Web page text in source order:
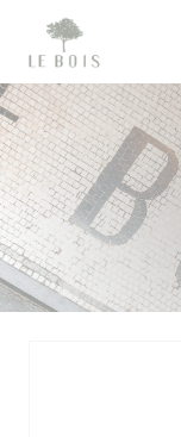
Cookies beheer paneel